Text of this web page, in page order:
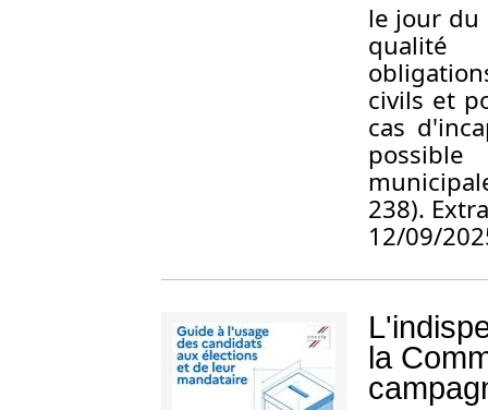
le jour du
qualité
civils et
cas
238).
12/09/
la